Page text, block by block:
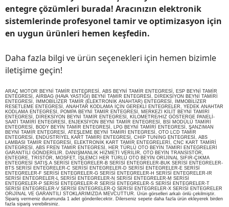
entegre çözümleri burada! Aracınızın elektronik
sistemlerinde profesyonel tamir ve optimizasyon için
en uygun ürünleri hemen keşfedin.
Daha fazla bilgi ve ürün seçenekleri için hemen bizimle
iletişime geçin!
ARAÇ MOTOR BEYNİ TAMİR ENTEGRESİ, ABS BEYNİ TAMİR ENTEGRESİ, ESP BEYNİ TAMİR
ENTEGRESİ, AİRBAG (HAVA YASTIĞI) BEYNİ TAMİR ENTEGRESİ, DİREKSİYON BEYNİ TAMİRİ
ENTEGRESİ, İMMOBİLİZER TAMİR (ELEKTRONİK ANAHTAR) ENTEGRESİ, İMMOBİLİZER
RESETLEME ENTEGRESİ, ANAHTAR KODLAMA İÇİN GEREKLİ ENTEGRELER, YEDEK ANAHTAR
KODLAMA ENTEGRESİ, POMPA BEYNİ TAMİR ENTEGRESİ, MERKEZİ KİLİT BEYNİ TAMİRİ
ENTEGRESİ, DİREKSİYON BEYNİ TAMİR ENTEGRESİ, KİLOMETRE/HIZ GÖSTERGE PANELİ-
SAATİ TAMİRİ ENTEGRESİ, ENJEKSİYON BEYNİ TAMİR ENTEGRESİ, BSİ MODÜLÜ TAMİRİ
ENTEGRESİ, BODY BEYİN TAMİR ENTEGRESİ, LPG BEYNİ TAMİRİ ENTEGRESİ, ŞANZIMAN
BEYNİ TAMİR ENTEGRESİ, ATEŞLEME BEYNİ TAMİRİ ENTEGRESİ, OTO LCD TAMİR
ENTEGRESİ, ENDÜSTRİYEL KART TAMİRİ ENTEGRESİ, CHİP TUNİNG ENTEGRESİ, ABS
LAMBASI TAMİR ENTEGRESİ, ELEKTRONİK KART TAMİR ENTEGRELERİ, CNC KART TAMİRİ
ENTEGRESİ, ABS FREN TAMİR ENTEGRESİ, HER TÜRLÜ OTO BEYİN TAMİRİ ENTEGRELERİ
GARANTİLİ GÖNDERİLİR. DANIŞMANLIK HİZMETİ VERİLİR, OTO BEYİN TRANSİSTÖR,
ENTEGRE, TRİSTÖR, MOSFET, İŞLEMCİ HER TÜRLÜ OTO BEYİN ORİJİNAL SIFIR-ÇIKMA
ENTEGRESİ SATIŞ.A SERİSİ ENTEGRELER-B SERİSİ ENTEGRELER-BUK SERİSİ ENTEGRELER-
BTS SERİSİ ENTEGRELER-C SERİSİ ENTEGRELER-D SERİSİ ENTEGRELER-E SERİSİ
ENTEGRELER-F SERİSİ ENTEGRELER-G SERİSİ ENTEGRELER-H SERİSİ ENTEGRELER-IR
SERİSİ ENTEGRELER-L SERİSİ ENTEGRELER-N SERİSİ ENTEGRELER-M SERİSİ
ENTEGRELER-P SERİSİ ENTEGRELER-R SERİSİ ENTEGRELER-S SERİSİ ENTEGRELER-T
SERİSİ ENTEGRELER-V SERİSİ ENTEGRELER-Q SERİSİ ENTEGRELER-X SERİSİ ENTEGRELER
ORiJİNAL VE GARANTİLİ STOKLARIMIZDA MEVCUTTUR. Ürün görselleri arkalı önlü çekilmiştir.
Sipariş vermeniz durumunda 1 adet gönderilecektir. Dilerseniz sepete daha fazla ürün ekleyerek birden
fazla sipariş verebilirsiniz.